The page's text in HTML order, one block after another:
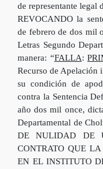
de representante legal
REVOCANDO la
de febrero de dos mil
Letras Segundo
manera: “FALLA:
Recurso de Apelación
su condición de
contra la Sentencia
año dos mil once,
Departamental de
DE NULIDAD DE
CONTRATO QUE
EN EL INSTITUTO